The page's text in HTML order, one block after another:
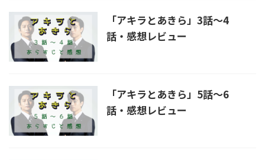
「アキラとあきら」3話～4
話・感想レビュー
「アキラとあきら」5話～6
話・感想レビュー